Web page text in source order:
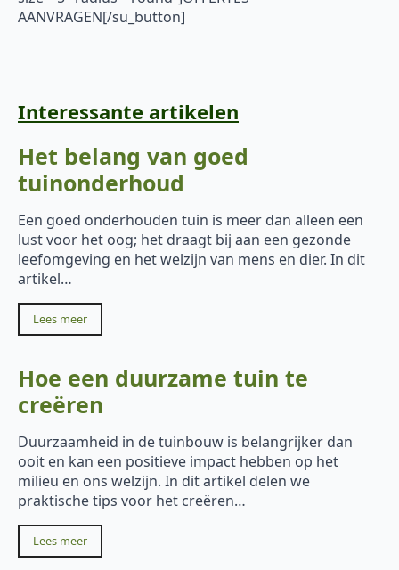
AANVRAGEN[/su_button]
Interessante artikelen
Het belang van goed
tuinonderhoud
Een goed onderhouden tuin is meer dan alleen een
lust voor het oog; het draagt bij aan een gezonde
leefomgeving en het welzijn van mens en dier. In dit
artikel…
Lees meer
Hoe een duurzame tuin te
creëren
Duurzaamheid in de tuinbouw is belangrijker dan
ooit en kan een positieve impact hebben op het
milieu en ons welzijn. In dit artikel delen we
praktische tips voor het creëren…
Lees meer